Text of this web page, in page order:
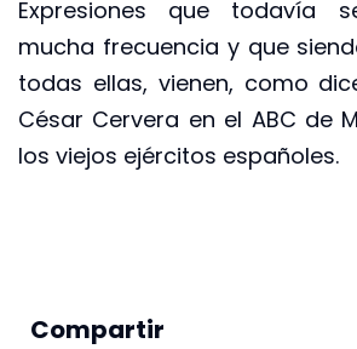
Expresiones que todavía
mucha frecuencia y que
todas ellas, vienen, como
César Cervera en el ABC de
los viejos ejércitos españoles.
Compartir